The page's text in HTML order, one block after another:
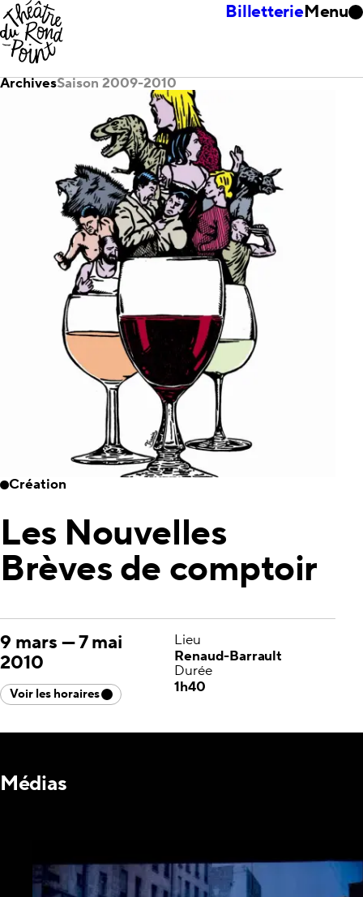
BilletterieMenu
ArchivesSaison 2009-2010
Création
Les Nouvelles
Brèves de comptoir
9 mars —7 mai
2010
Voir les horaires
Lieu
Renaud-Barrault
Durée
1h40
Médias